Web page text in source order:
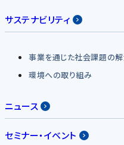
サステナビリティ
事業を通じた社会課題の
環境への取り組み
ニュース
セミナー・イベント